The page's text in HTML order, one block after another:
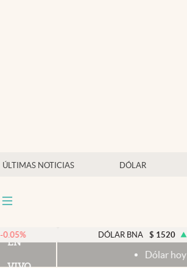
ÚLTIMAS NOTICIAS DÓLAR
Mercados Online
Otras seccionesDÓLAR BNA $ 1520 0.33%
EN
Dólar hoy y dólar